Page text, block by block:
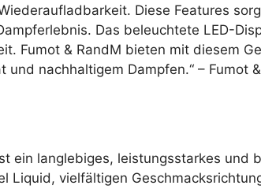
Diese Features
Das beleuchtete LED-
Fumot & RandM bieten mit diesem
und nachhaltigem Dampfen.“ – Fumot
ein langlebiges, leistungsstarkes und
Liquid, vielfältigen